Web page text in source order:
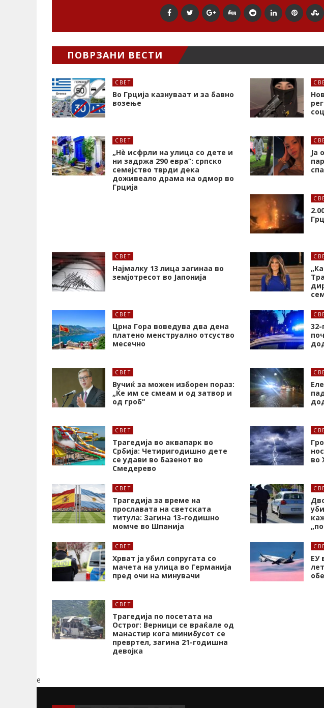
ПОВРЗАНИ ВЕСТИ
СВЕТ
Во Грција казнуваат и за бавно
возење
СВЕТ
„Нѐ исфрли на улица со дете и
ни задржа 290 евра“: српско
семејство тврди дека
доживеало драма на одмор во
Грција
Ја
СВЕТ
Најмалку 13 лица загинаа во
земјотресот во Јапонија
СВЕТ
Црна Гора воведува два дена
платено менструално отсуство
месечно
СВЕТ
Вучиќ за можен изборен пораз:
„Ќе им се смеам и од затвор и
од гроб“
СВЕТ
Трагедија во аквапарк во
Србија: Четиригодишно дете
се удави во базенот во
Смедерево
во
СВЕТ
Трагедија за време на
прославата на светската
титула: Загина 13-годишно
момче во Шпанија
СВЕТ
Хрват ја убил сопругата со
мачета на улица во Германија
пред очи на минувачи
ЕУ
СВЕТ
Трагедија по посетата на
Острог: Верници се враќале од
манастир кога минибусот се
превртел, загина 21-годишна
девојка
e